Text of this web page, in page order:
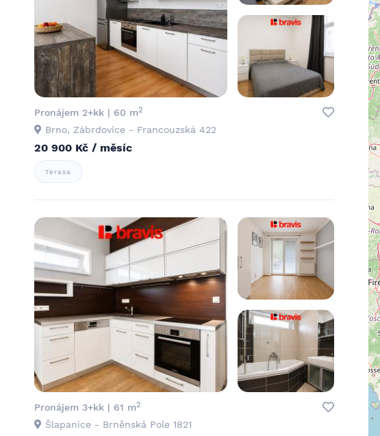
Pronájem 2+kk | 60 m2
Brno, Zábrdovice - Francouzská 422
20 900 Kč / měsíc
Terasa
Pronájem 3+kk | 61 m2
Šlapanice - Brněnská Pole 1821